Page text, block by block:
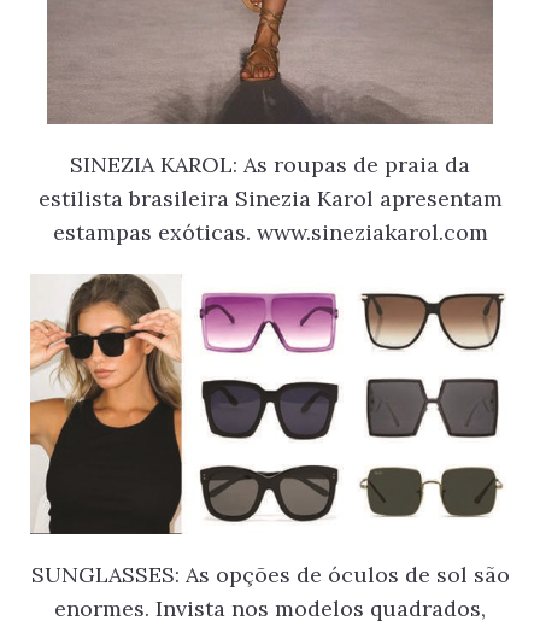
SINEZIA KAROL: As roupas de praia da
estilista brasileira Sinezia Karol apresentam
estampas exóticas. www.sineziakarol.com
SUNGLASSES: As opções de óculos de sol são
enormes. Invista nos modelos quadrados,